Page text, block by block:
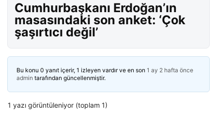
Cumhurbaşkanı Erdoğan’ın
masasındaki son anket: ‘Çok
şaşırtıcı değil’
Bu konu 0 yanıt içerir, 1 izleyen vardır ve en son 1 ay 2 hafta önce
admin tarafından güncellenmiştir.
1 yazı görüntüleniyor (toplam 1)